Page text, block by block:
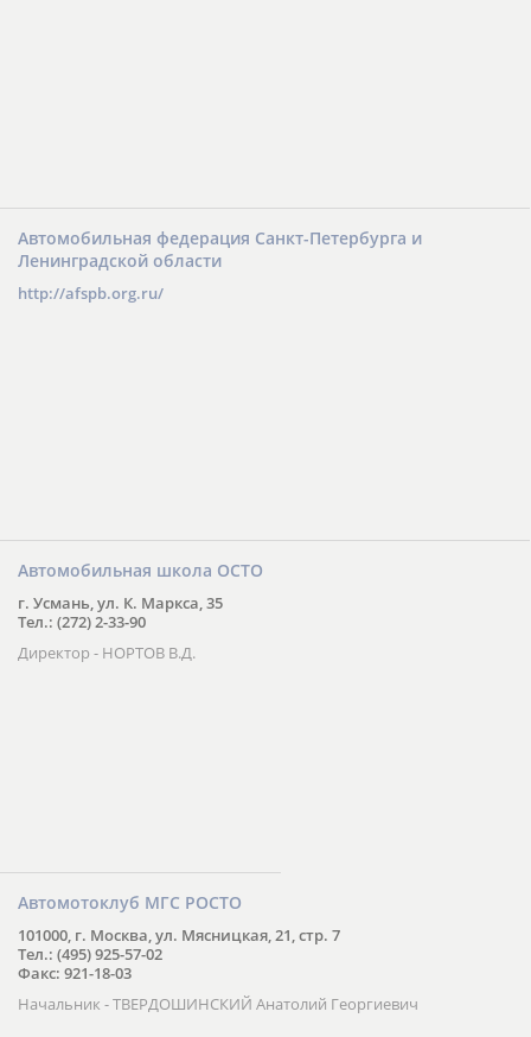
Автомобильная федерация Санкт-Петербурга и
Ленинградской области
http://afspb.org.ru/
Автомобильная школа ОСТО
г. Усмань, ул. К. Маркса, 35
Тел.: (272) 2-33-90
Директор - НОРТОВ В.Д.
Автомотоклуб МГС РОСТО
101000, г. Москва, ул. Мясницкая, 21, стр. 7
Тел.: (495) 925-57-02
Факс: 921-18-03
Начальник - ТВЕРДОШИНСКИЙ Анатолий Георгиевич